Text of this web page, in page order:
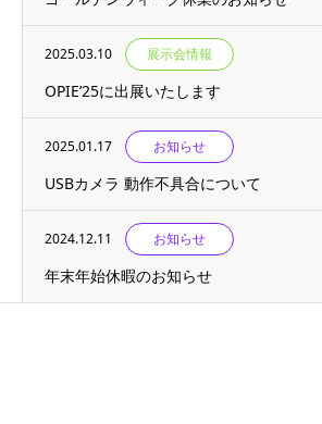
2025.03.10 展示会情報
OPIE’25に出展いたします
2025.01.17 お知らせ
USBカメラ 動作不具合について
2024.12.11 お知らせ
年末年始休暇のお知らせ